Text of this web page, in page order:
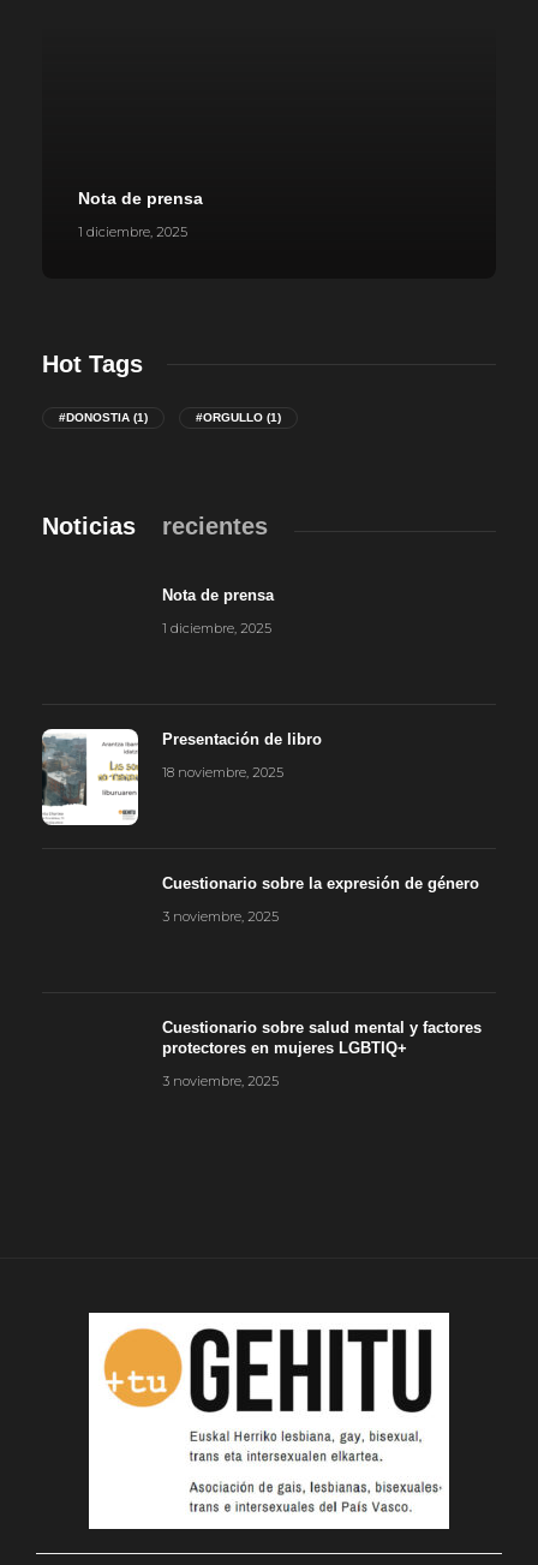
Nota de prensa
1 diciembre, 2025
Hot Tags
#DONOSTIA (1) #ORGULLO (1)
Noticias recientes
Nota de prensa
1 diciembre, 2025
Presentación de libro
18 noviembre, 2025
Cuestionario sobre la expresión de género
3 noviembre, 2025
Cuestionario sobre salud mental y factores
protectores en mujeres LGBTIQ+
3 noviembre, 2025